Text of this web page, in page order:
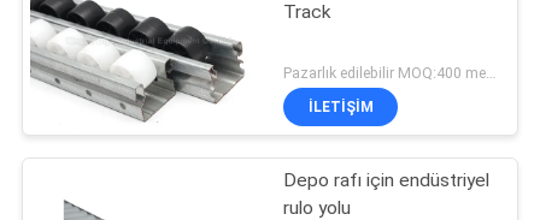
Track
İLETIŞIM
Depo rafı için endüstriyel
rulo yolu